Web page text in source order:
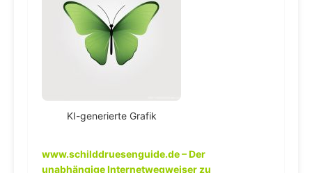
KI-generierte Grafik
www.schilddruesenguide.de– Der
unabhängige Internetwegweiser zu